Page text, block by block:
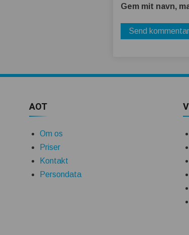
Gem mit navn,
AOT
Om os
Priser
Kontakt
Persondata